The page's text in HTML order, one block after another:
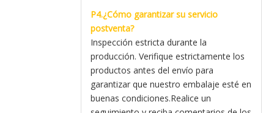
P4.¿Cómo garantizar su servicio
postventa?
Inspección estricta durante la
producción. Verifique estrictamente los
productos antes del envío para
garantizar que nuestro embalaje esté en
buenas condiciones.Realice un